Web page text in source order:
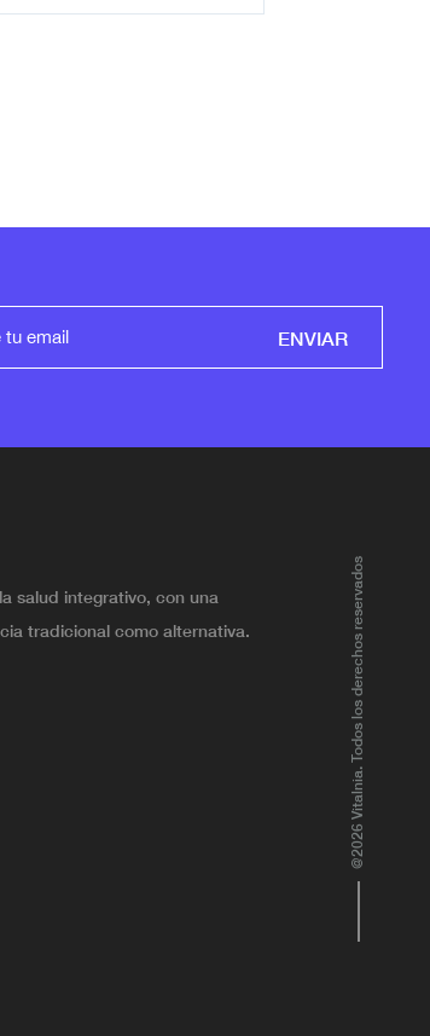
ENVIAR
salud integrativo, con una
tradicional como alternativa.
@2026 Vitalnia. Todos los derechos reservados